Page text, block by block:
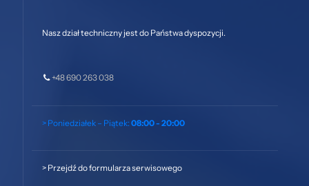
Nasz dział techniczny jest do Państwa dyspozycji.
+48 690 263 038
> Poniedziałek – Piątek: 08:00 - 20:00
> Przejdź do formularza serwisowego